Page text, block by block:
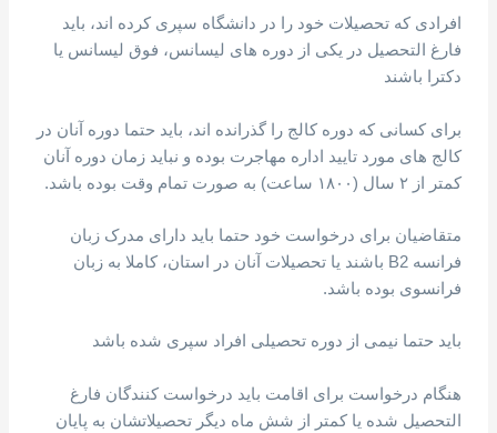
افرادی که تحصیلات خود را در دانشگاه سپری کرده اند، باید
فارغ التحصیل در یکی از دوره های لیسانس، فوق لیسانس یا
دکترا باشند
برای کسانی که دوره کالج را گذرانده اند، باید حتما دوره آنان در
کالج های مورد تایید اداره مهاجرت بوده و نباید زمان دوره آنان
کمتر از ۲ سال (۱۸۰۰ ساعت) به صورت تمام وقت بوده باشد.
متقاضیان برای درخواست خود حتما باید دارای مدرک زبان
فرانسه B2 باشند یا تحصیلات آنان در استان، کاملا به زبان
فرانسوی بوده باشد.
باید حتما نیمی از دوره تحصیلی افراد سپری شده باشد
هنگام درخواست برای اقامت باید درخواست کنندگان فارغ
التحصیل شده یا کمتر از شش ماه دیگر تحصیلاتشان به پایان